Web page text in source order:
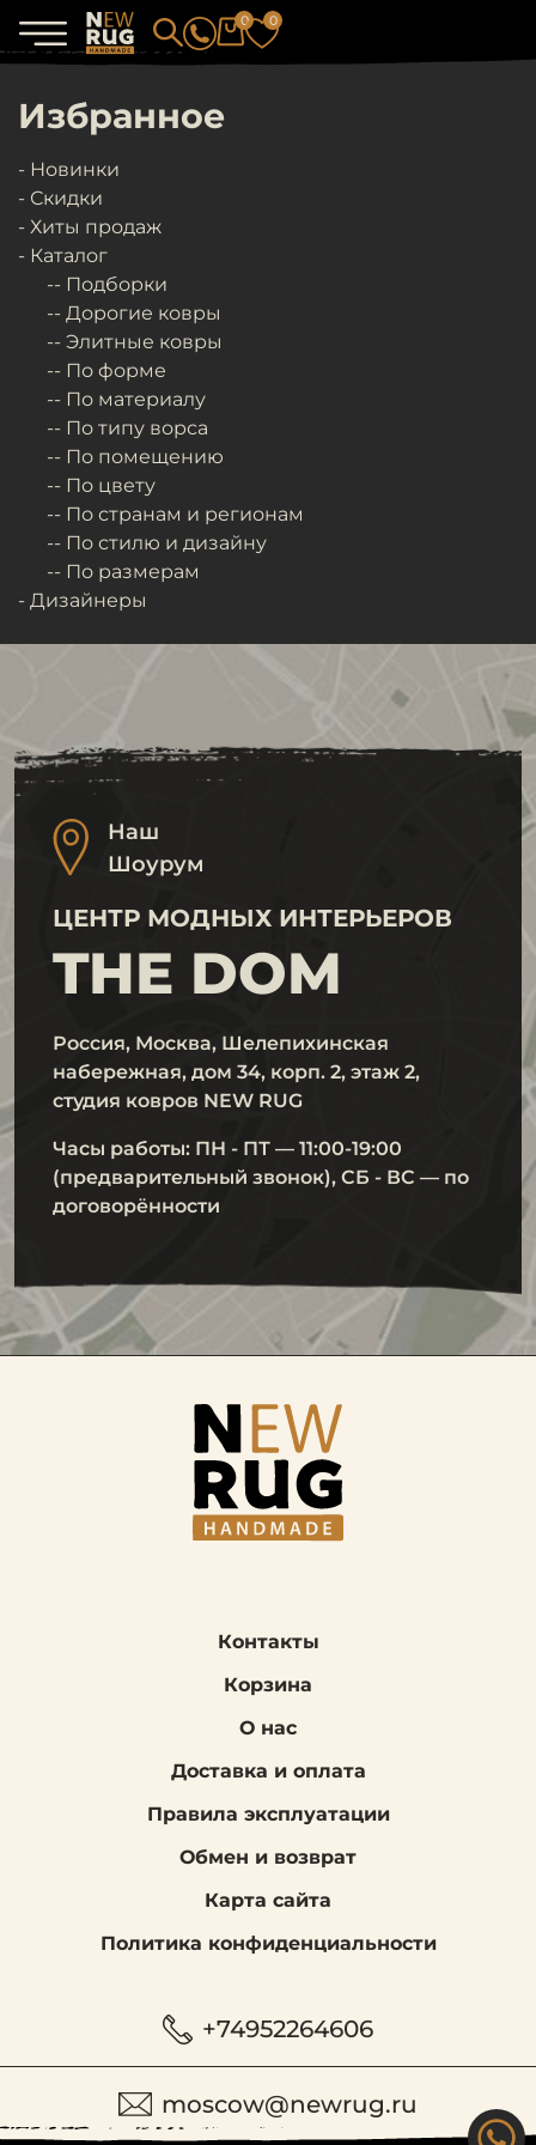
0 0
Избранное
- Новинки
- Скидки
- Хиты продаж
- Каталог
-- Подборки
-- Дорогие ковры
-- Элитные ковры
-- По форме
-- По материалу
-- По типу ворса
-- По помещению
-- По цвету
-- По странам и регионам
-- По стилю и дизайну
-- По размерам
- Дизайнеры
Наш
Шоурум
ЦЕНТР МОДНЫХ ИНТЕРЬЕРОВ
THE DOM
Россия, Москва, Шелепихинская
набережная, дом 34, корп. 2, этаж 2,
студия ковров NEW RUG
Часы работы: ПН - ПТ — 11:00-19:00
(предварительный звонок), СБ - ВС — по
договорённости
Контакты
Корзина
О нас
Доставка и оплата
Правила эксплуатации
Обмен и возврат
Карта сайта
Политика конфиденциальности
+74952264606
moscow@newrug.ru